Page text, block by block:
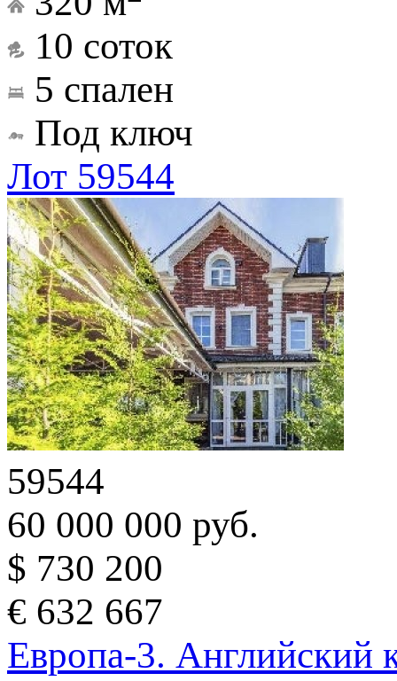
10 соток
5 спален
Под ключ
Лот 59544
59544
60 000 000 руб.
$ 730 200
€ 632 667
Европа-3. Английский